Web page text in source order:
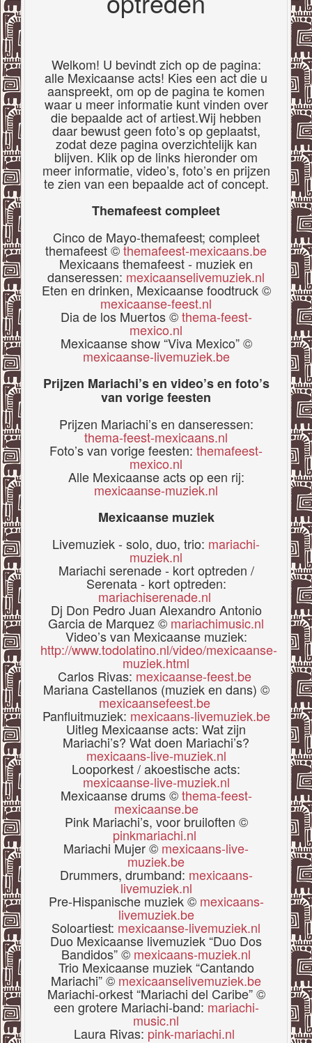
Welkom! U bevindt zich op de pagina:
alle Mexicaanse acts! Kies een act die u
aanspreekt, om op de pagina te komen
waar u meer informatie kunt vinden over
die bepaalde act of artiest.Wij hebben
daar bewust geen foto’s op geplaatst,
zodat deze pagina overzichtelijk kan
blijven. Klik op de links hieronder om
meer informatie, video’s, foto’s en prijzen
te zien van een bepaalde act of concept.
Themafeest compleet
Cinco de Mayo-themafeest; compleet
themafeest ©themafeest-mexicaans.be
Mexicaans themafeest - muziek en
danseressen: mexicaanselivemuziek.nl
Eten en drinken, Mexicaanse foodtruck ©
mexicaanse-feest.nl
Dia de los Muertos ©thema-feest-
mexico.nl
Mexicaanse show “Viva Mexico” ©
mexicaanse-livemuziek.be
Prijzen Mariachi’s en video’s en foto’s
van vorige feesten
Prijzen Mariachi’s en danseressen:
thema-feest-mexicaans.nl
Foto’s van vorige feesten: themafeest-
mexico.nl
Alle Mexicaanse acts op een rij:
mexicaanse-muziek.nl
Mexicaanse muziek
Livemuziek - solo, duo, trio: mariachi-
muziek.nl
Mariachi serenade - kort optreden /
Serenata - kort optreden:
mariachiserenade.nl
Dj Don Pedro Juan Alexandro Antonio
Garcia de Marquez © mariachimusic.nl
Video’s van Mexicaanse muziek:
http://www.todolatino.nl/video/mexicaanse-
muziek.html
Carlos Rivas: mexicaanse-feest.be
Mariana Castellanos (muziek en dans) ©
mexicaansefeest.be
Panfluitmuziek: mexicaans-livemuziek.be
Uitleg Mexicaanse acts: Wat zijn
Mariachi’s? Wat doen Mariachi’s?
mexicaans-live-muziek.nl
Looporkest / akoestische acts:
mexicaanse-live-muziek.nl
Mexicaanse drums ©thema-feest-
mexicaanse.be
Pink Mariachi’s, voor bruiloften ©
pinkmariachi.nl
Mariachi Mujer © mexicaans-live-
muziek.be
Drummers, drumband: mexicaans-
livemuziek.nl
Pre-Hispanische muziek © mexicaans-
livemuziek.be
Soloartiest: mexicaanse-livemuziek.nl
Duo Mexicaanse livemuziek “Duo Dos
Bandidos” © mexicaans-muziek.nl
Trio Mexicaanse muziek “Cantando
Mariachi” © mexicaanselivemuziek.be
Mariachi-orkest “Mariachi del Caribe” ©
een grotere Mariachi-band: mariachi-
music.nl
Laura Rivas: pink-mariachi.nl